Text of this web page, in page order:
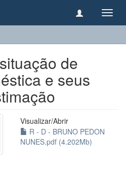
de
e seus
Visualizar/Abrir
R - D - BRUNO PEDON
NUNES.pdf (4.202Mb)